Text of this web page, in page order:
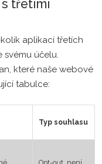
třetími
aplikací třetích
účelu.
které naše webové
tabulce:
Typ souhlasu